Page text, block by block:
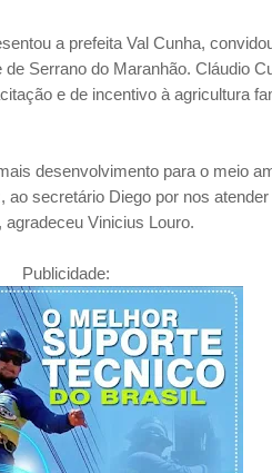
a prefeita Val Cunha,
Serrano do Maranhão. Cláudio
e de incentivo à agricultura
desenvolvimento para o meio
secretário Diego por nos
Vinicius Louro.
Publicidade: